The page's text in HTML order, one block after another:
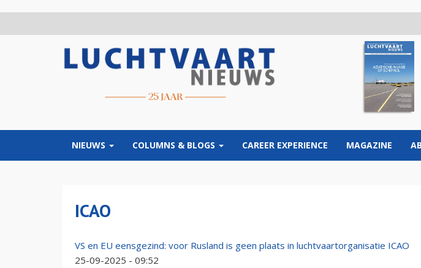
NIEUWS COLUMNS & BLOGS CAREER EXPERIENCE MAGAZINE
ICAO
VS en EU eensgezind: voor Rusland is geen plaats in luchtvaartorganisatie ICAO
25-09-2025 - 09:52